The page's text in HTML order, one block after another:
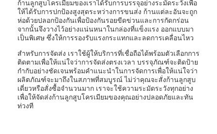
ก้านลูกสูบโครเมียมของเราได้รับการบรรจุอย่างระมัดระวังเพื่อ
ให้ได้รับการปกป้องสูงสุดระหว่างการขนส่ง ก้านแต่ละอันจะถูก
ห่อด้วยปลอกป้องกันเพื่อป้องกันรอยขีดข่วนและการกัดกร่อน
จากนั้นจึงวางไว้อย่างแน่นหนาในกล่องที่แข็งแรง ออกแบบมา
เป็นพิเศษ ซึ่งให้การรองรับแรงกระแทกและลดการเคลื่อนไหว
สำหรับการจัดส่ง เราใช้ผู้ให้บริการที่เชื่อถือได้พร้อมตัวเลือกการ
ติดตามเพื่อให้แน่ใจว่าการจัดส่งตรงเวลา บรรจุภัณฑ์จะติดป้าย
กำกับอย่างชัดเจนพร้อมคำแนะนำในการจัดการเพื่อให้แน่ใจว่า
ผลิตภัณฑ์จะมาถึงในสภาพที่สมบูรณ์ ไม่ว่าคุณจะสั่งก้านลูกสูบ
เดี่ยวหรือสั่งซื้อจำนวนมาก เราจะใช้ความระมัดระวังทุกอย่าง
เพื่อให้จัดส่งก้านลูกสูบโครเมียมของคุณอย่างปลอดภัยและทัน
ท่วงที